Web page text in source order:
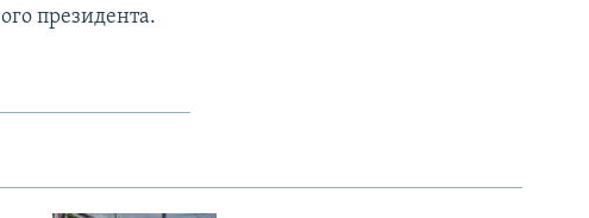
президента.